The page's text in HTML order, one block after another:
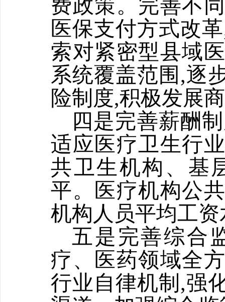
费政策。完善不
医保支付方式改
索对紧密型县域
系统覆盖范围,逐
险制度,积极发展
四是完善薪酬
适应医疗卫生行
共卫生机构、基
平。医疗机构公
机构人员平均工
五是完善综合
疗、医药领域全
行业自律机制,强